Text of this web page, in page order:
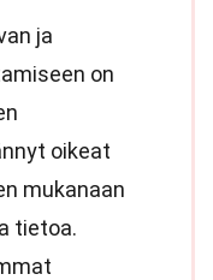
ja
on
oikeat
mukanaan
tietoa.